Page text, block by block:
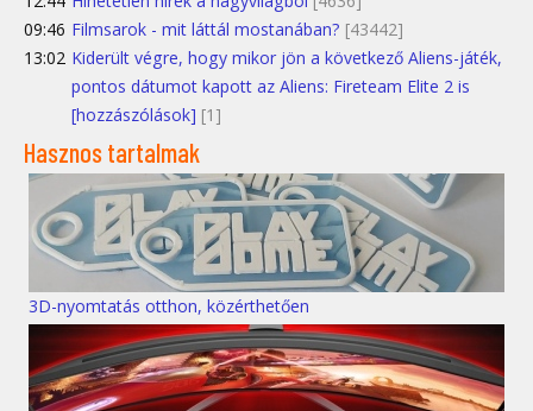
09:46 Filmsarok - mit láttál mostanában? [43442]
13:02 Kiderült végre, hogy mikor jön a következő Aliens-játék,
pontos dátumot kapott az Aliens: Fireteam Elite 2 is
[hozzászólások] [1]
Hasznos tartalmak
3D-nyomtatás otthon, közérthetően